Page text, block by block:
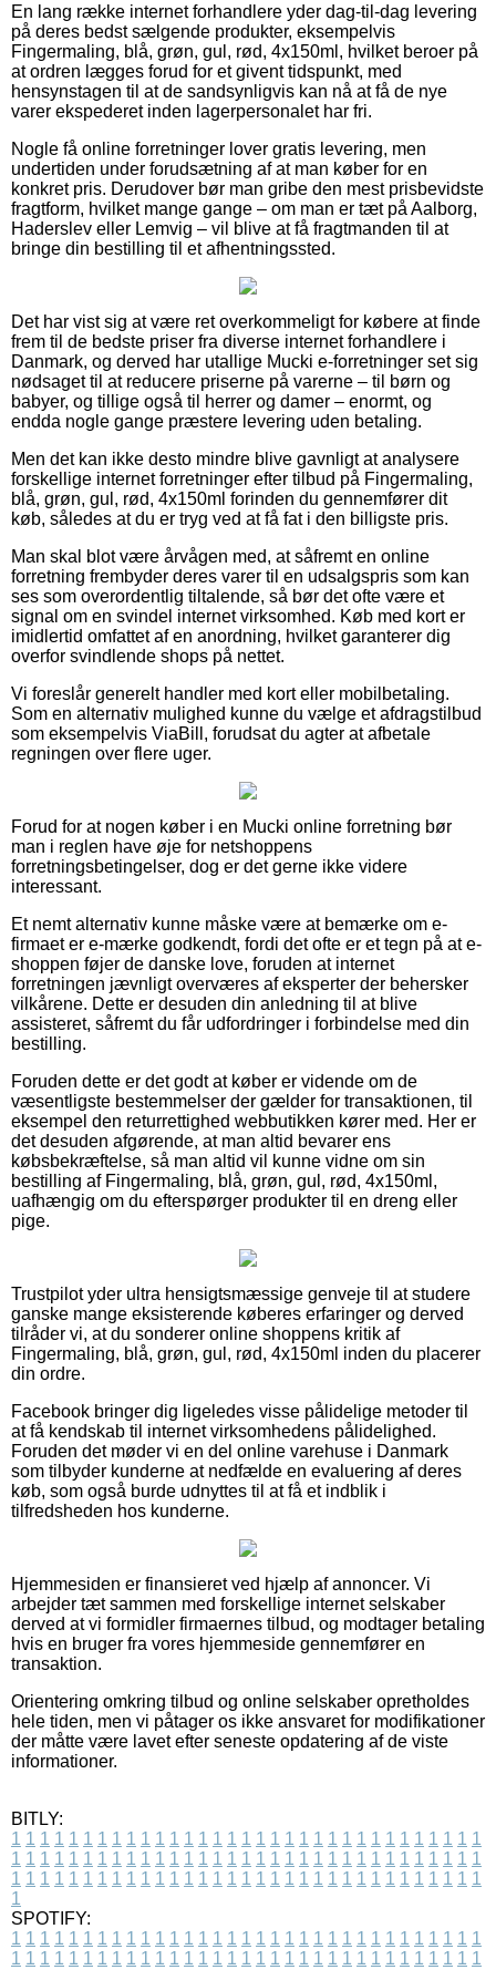
En lang række internet forhandlere yder dag-til-dag levering
på deres bedst sælgende produkter, eksempelvis
Fingermaling, blå, grøn, gul, rød, 4x150ml, hvilket beroer på
at ordren lægges forud for et givent tidspunkt, med
hensynstagen til at de sandsynligvis kan nå at få de nye
varer ekspederet inden lagerpersonalet har fri.
Nogle få online forretninger lover gratis levering, men
undertiden under forudsætning af at man køber for en
konkret pris. Derudover bør man gribe den mest prisbevidste
fragtform, hvilket mange gange – om man er tæt på Aalborg,
Haderslev eller Lemvig – vil blive at få fragtmanden til at
bringe din bestilling til et afhentningssted.
Det har vist sig at være ret overkommeligt for købere at finde
frem til de bedste priser fra diverse internet forhandlere i
Danmark, og derved har utallige Mucki e-forretninger set sig
nødsaget til at reducere priserne på varerne – til børn og
babyer, og tillige også til herrer og damer – enormt, og
endda nogle gange præstere levering uden betaling.
Men det kan ikke desto mindre blive gavnligt at analysere
forskellige internet forretninger efter tilbud på Fingermaling,
blå, grøn, gul, rød, 4x150ml forinden du gennemfører dit
køb, således at du er tryg ved at få fat i den billigste pris.
Man skal blot være årvågen med, at såfremt en online
forretning frembyder deres varer til en udsalgspris som kan
ses som overordentlig tiltalende, så bør det ofte være et
signal om en svindel internet virksomhed. Køb med kort er
imidlertid omfattet af en anordning, hvilket garanterer dig
overfor svindlende shops på nettet.
Vi foreslår generelt handler med kort eller mobilbetaling.
Som en alternativ mulighed kunne du vælge et afdragstilbud
som eksempelvis ViaBill, forudsat du agter at afbetale
regningen over flere uger.
Forud for at nogen køber i en Mucki online forretning bør
man i reglen have øje for netshoppens
forretningsbetingelser, dog er det gerne ikke videre
interessant.
Et nemt alternativ kunne måske være at bemærke om e-
firmaet er e-mærke godkendt, fordi det ofte er et tegn på at e-
shoppen føjer de danske love, foruden at internet
forretningen jævnligt overværes af eksperter der behersker
vilkårene. Dette er desuden din anledning til at blive
assisteret, såfremt du får udfordringer i forbindelse med din
bestilling.
Foruden dette er det godt at køber er vidende om de
væsentligste bestemmelser der gælder for transaktionen, til
eksempel den returrettighed webbutikken kører med. Her er
det desuden afgørende, at man altid bevarer ens
købsbekræftelse, så man altid vil kunne vidne om sin
bestilling af Fingermaling, blå, grøn, gul, rød, 4x150ml,
uafhængig om du efterspørger produkter til en dreng eller
pige.
Trustpilot yder ultra hensigtsmæssige genveje til at studere
ganske mange eksisterende køberes erfaringer og derved
tilråder vi, at du sonderer online shoppens kritik af
Fingermaling, blå, grøn, gul, rød, 4x150ml inden du placerer
din ordre.
Facebook bringer dig ligeledes visse pålidelige metoder til
at få kendskab til internet virksomhedens pålidelighed.
Foruden det møder vi en del online varehuse i Danmark
som tilbyder kunderne at nedfælde en evaluering af deres
køb, som også burde udnyttes til at få et indblik i
tilfredsheden hos kunderne.
Hjemmesiden er finansieret ved hjælp af annoncer. Vi
arbejder tæt sammen med forskellige internet selskaber
derved at vi formidler firmaernes tilbud, og modtager betaling
hvis en bruger fra vores hjemmeside gennemfører en
transaktion.
Orientering omkring tilbud og online selskaber opretholdes
hele tiden, men vi påtager os ikke ansvaret for modifikationer
der måtte være lavet efter seneste opdatering af de viste
informationer.
BITLY:
1 1 1 1 1 1 1 1 1 1 1 1 1 1 1 1 1 1 1 1 1 1 1 1 1 1 1 1 1 1 1 1 1
1 1 1 1 1 1 1 1 1 1 1 1 1 1 1 1 1 1 1 1 1 1 1 1 1 1 1 1 1 1 1 1 1
1 1 1 1 1 1 1 1 1 1 1 1 1 1 1 1 1 1 1 1 1 1 1 1 1 1 1 1 1 1 1 1 1
1
SPOTIFY:
1 1 1 1 1 1 1 1 1 1 1 1 1 1 1 1 1 1 1 1 1 1 1 1 1 1 1 1 1 1 1 1 1
1 1 1 1 1 1 1 1 1 1 1 1 1 1 1 1 1 1 1 1 1 1 1 1 1 1 1 1 1 1 1 1 1